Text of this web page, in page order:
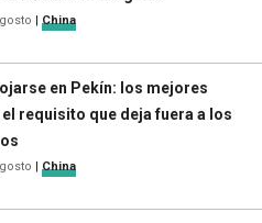
| China
en Pekín: los mejores
el requisito que deja fuera a los
| China